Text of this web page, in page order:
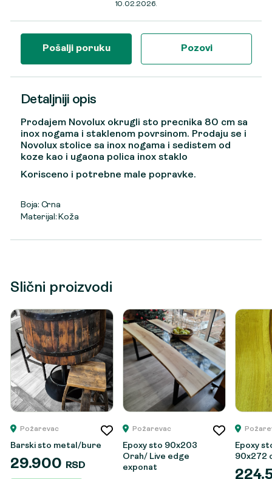
10.02.2026.
Pošalji poruku Pozovi
Detaljniji opis
Prodajem Novolux okrugli sto precnika 80 cm sa
inox nogama i staklenom povrsinom. Prodaju se i
Novolux stolice sa inox nogama i sedistem od
koze kao i ugaona polica inox staklo
Korisceno i potrebne male popravke.
Boja: Crna
Materijal: Koža
Slični proizvodi
Požarevac
Barski sto metal/bure
29.900 RSD
Požarevac
Epoxy sto 90x203
Orah/ Live edge
exponat
Epoxy
90x272